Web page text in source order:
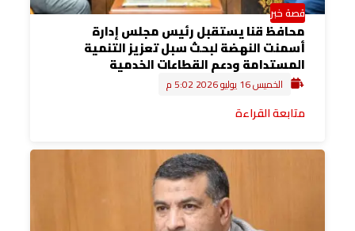
قصة خبر
محافظ قنا يستقبل رئيس مجلس إدارة
أسمنت النهضة لبحث سبل تعزيز التنمية
المستدامة ودعم القطاعات الخدمية
الخميس 16 يوليو 2026 5:02 م
متابعة القراءة